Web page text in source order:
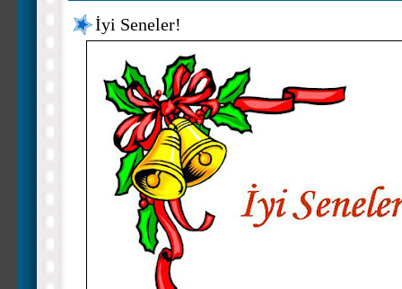
İyi Seneler!